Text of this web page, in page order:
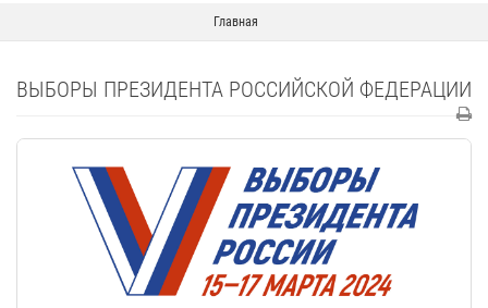
Главная
ВЫБОРЫ ПРЕЗИДЕНТА РОССИЙСКОЙ ФЕДЕРАЦИИ